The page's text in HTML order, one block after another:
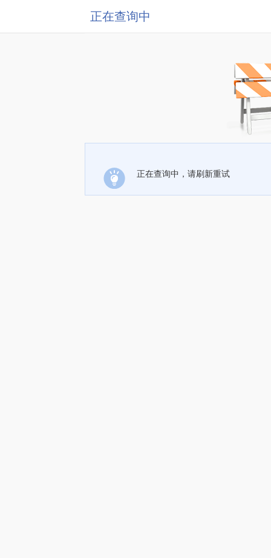
正在查询中
正在查询中，请刷新重试